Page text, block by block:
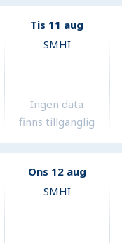
Tis 11 aug
SMHI
Ingen data
finns tillgänglig
Ons 12 aug
SMHI